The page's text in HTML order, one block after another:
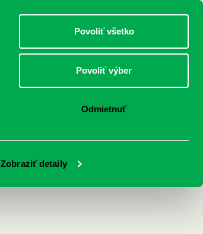
Zobraziť detaily
Povoliť všetko
Povoliť výber
Odmietnuť
DOSPELÍ